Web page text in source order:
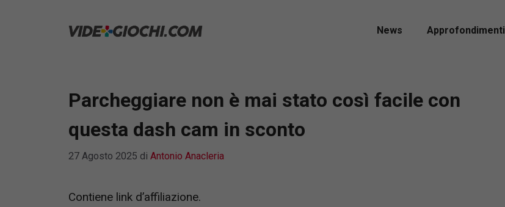
News Approfondimenti
Parcheggiare non è mai stato così facile con
questa dash cam in sconto
27 Agosto 2025 di Antonio Anacleria
Contiene link d’affiliazione.